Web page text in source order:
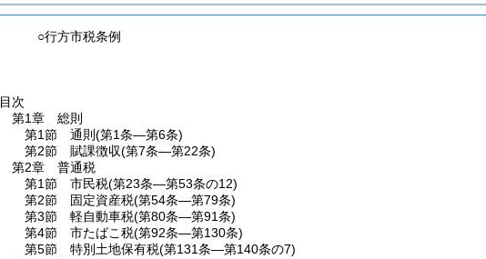
○行方市税条例
目次
第1章
総則
第1節
通則 (第1条―第6条)
第2節
賦課徴収(第7条―第22条)
第2章
普通税
第1節
市民税(第23条―第53条の12)
第2節
固定資産税(第54条―第79条)
第3節
軽自動車税(第80条―第91条)
第4節
市たばこ税(第92条―第130条)
第5節
特別土地保有税(第131条―第140条の7)